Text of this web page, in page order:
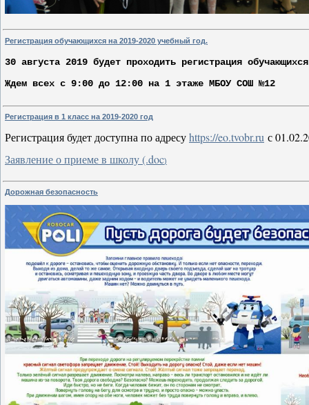
Регистрация обучающихся на 2019-2020 учебный год.
30 августа 2019 будет проходить регистрация
Ждем всех с 9:00 до 12:00 на 1 этаже МБОУ СОШ №12
Регистрация в 1 класс на 2019-2020 год
Регистрация будет доступна по адресуhttps://eo.tvobr.ru с
Заявление о приеме в школу (.doc)
Дорожная безопасность